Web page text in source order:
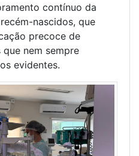
contínuo da
nascidos, que
precoce de
nem sempre
evidentes.